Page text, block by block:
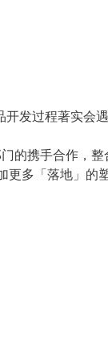
开发过程著实会
的携手合作，整
更多「落地」的